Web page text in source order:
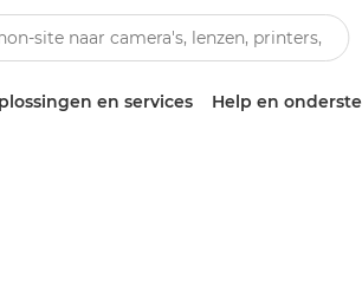
en services Help en